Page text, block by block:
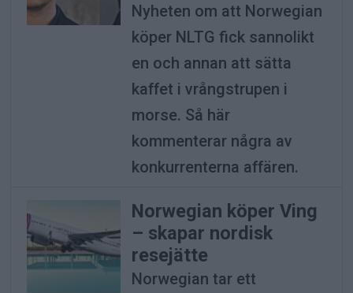
Nyheten om att Norwegian
köper NLTG fick sannolikt
en och annan att sätta
kaffet i vrångstrupen i
morse. Så här
kommenterar några av
konkurrenterna affären.
Norwegian köper Ving
– skapar nordisk
resejätte
Norwegian tar ett